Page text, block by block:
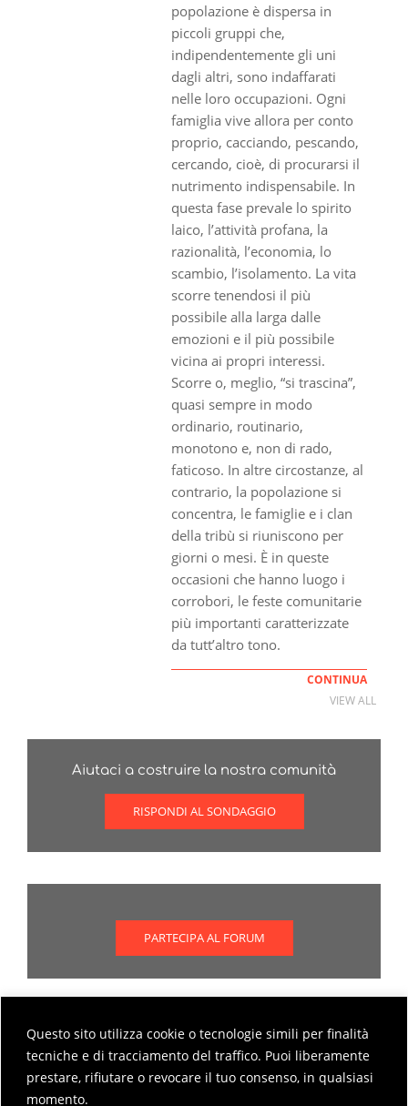
Questo sito utilizza cookie o tecnologie simili per finalità
tecniche e di tracciamento del traffico. Puoi liberamente
prestare, rifiutare o revocare il tuo consenso, in qualsiasi
momento.
popolazione è dispersa in
piccoli gruppi che,
indipendentemente gli uni
dagli altri, sono indaffarati
nelle loro occupazioni. Ogni
famiglia vive allora per conto
proprio, cacciando, pescando,
cercando, cioè, di procurarsi il
nutrimento indispensabile. In
questa fase prevale lo spirito
laico, l’attività profana, la
razionalità, l’economia, lo
scambio, l’isolamento. La vita
scorre tenendosi il più
possibile alla larga dalle
emozioni e il più possibile
vicina ai propri interessi.
Scorre o, meglio, “si trascina”,
quasi sempre in modo
ordinario, routinario,
monotono e, non di rado,
faticoso. In altre circostanze, al
contrario, la popolazione si
concentra, le famiglie e i clan
della tribù si riuniscono per
giorni o mesi. È in queste
occasioni che hanno luogo i
corrobori, le feste comunitarie
più importanti caratterizzate
da tutt’altro tono.
CONTINUA
VIEW ALL
Aiutaci a costruire la nostra comunità
RISPONDI AL SONDAGGIO
PARTECIPA AL FORUM
Scopri come partecipare al forum
MODALITÀ DI PARTECIPAZIONE AL FORUM